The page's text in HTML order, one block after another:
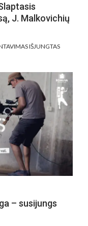
J. Malkovichių
IŠJUNGTASĮRAŠE
Į
TRILERĮ
M.
BEI
– susijungs